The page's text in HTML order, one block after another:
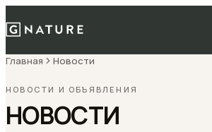
Главная Новости
НОВОСТИ И ОБЪЯВЛЕНИЯ
НОВОСТИ